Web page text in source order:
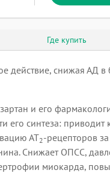
Где купить
действие, снижая АД в
и его
его синтеза:
АТ2-рецепторов
Снижает ОПСС,
миокарда,